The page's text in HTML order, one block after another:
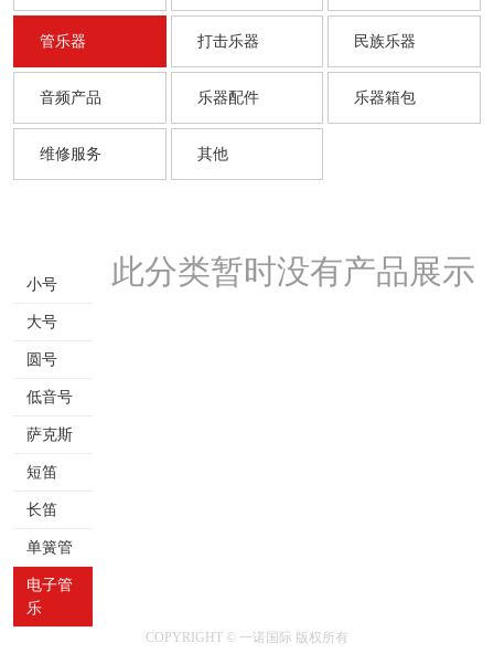
English
Version
管乐器 打击乐器 民族乐器
音频产品 乐器配件 乐器箱包
维修服务 其他
小号
大号
圆号
低音号
萨克斯
短笛
长笛
单簧管
电子管
乐
此分类暂时没有产品展示
COPYRIGHT © 一诺国际 版权所有